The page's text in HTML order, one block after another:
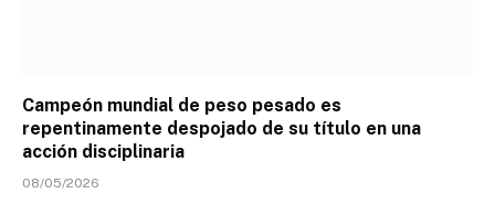
Campeón mundial de peso pesado es
repentinamente despojado de su título en una
acción disciplinaria
08/05/2026